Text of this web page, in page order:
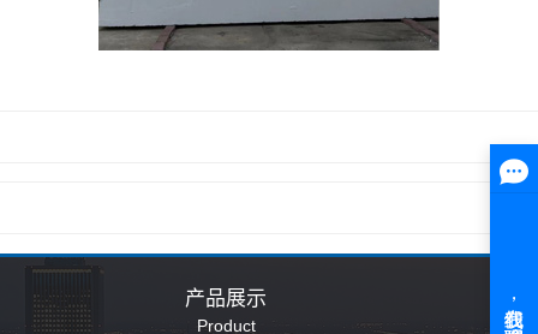
产品展示
Product